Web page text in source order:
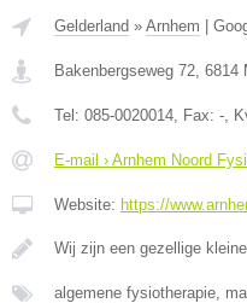
Gelderland » Arnhem
Bakenbergseweg 72 6814
Tel: 085-0020014 , Fax: - ,
E-mail › Arnhem Noord
Website: https://
Wij zijn een gezellige
algemene fysiotherapie,